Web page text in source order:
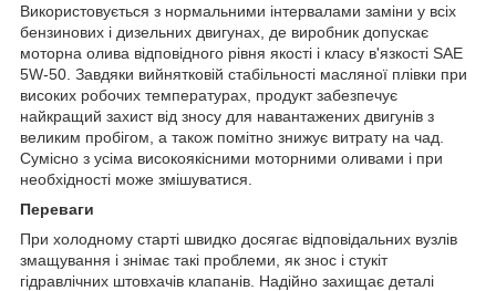
Використовується з нормальними інтервалами заміни у всіх
бензинових і дизельних двигунах, де виробник допускає
моторна олива відповідного рівня якості і класу в'язкості SAE
5W-50. Завдяки вийнятковій стабільності масляної плівки при
високих робочих температурах, продукт забезпечує
найкращий захист від зносу для навантажених двигунів з
великим пробігом, а також помітно знижує витрату на чад.
Сумісно з усіма високоякісними моторними оливами і при
необхідності може змішуватися.
Переваги
При холодному старті швидко досягає відповідальних вузлів
змащування і знімає такі проблеми, як знос і стукіт
гідравлічних штовхачів клапанів. Надійно захищає деталі